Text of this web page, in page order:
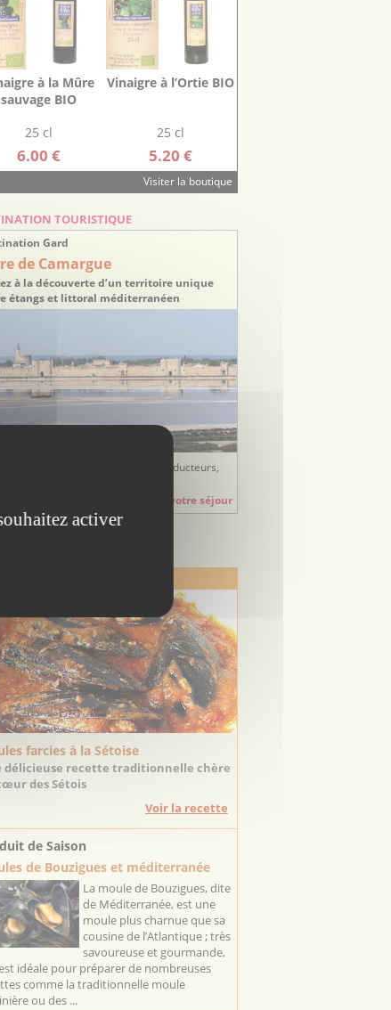
à la Mûre
sauvage BIO
25 cl
6.00 €
Vinaigre à l’Ortie BIO
25 cl
5.20 €
Visiter la boutique
TOURISTIQUE
Gard
de Camargue
à la découverte d’un territoire unique
étangs et littoral méditerranéen
sorties, balades, randonnées, producteurs,
Préparez votre séjour
farcies à la Sétoise
délicieuse recette traditionnelle chère
des Sétois
Voir la recette
de Saison
de Bouzigues et méditerranée
La moule de Bouzigues, dite
de Méditerranée, est une
moule plus charnue que sa
cousine de l’Atlantique ; très
savoureuse et gourmande,
idéale pour préparer de nombreuses
comme la traditionnelle moule
ou des ...
activer